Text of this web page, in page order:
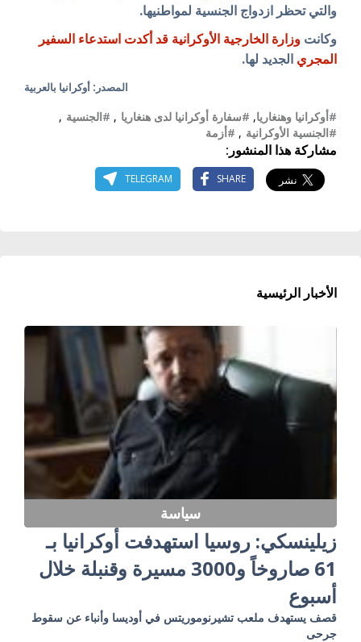
والتي تحظر ازدواج الجنسية لمواطنيها.
وكانت وزارة الخارجية الأوكرانية قد أكدت استدعاء السفير
المجري الجديد لها.
المصدر: أوكرانيا بالعربية
#أوكرانيا وهنغاريا, #سفارة أوكرانيا لدى هنغاريا , #الجنسية ,
#الجنسية الأوكرانية , #أزمة
مشاركة هذا المنشور:
SHARE
TELEGRAM
الأخبار الرئيسية
سياسة
زيلينسكي: روسيا استهدفت أوكرانيا بـ
61 صاروخاً و3000 مسيرة وقنبلة خلال
أسبوع
قصف يستهدف ملعب تشيرنوموريتس في أوديسا وأنباء عن سقوط
جرحى